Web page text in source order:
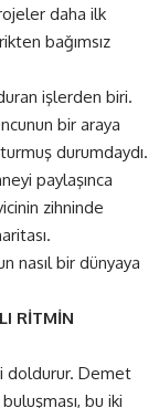
daha ilk
bağımsız
işlerden biri.
bir araya
durumdaydı.
paylaşınca
zihninde
nasıl bir dünyaya
RİTMİN
doldurur. Demet
bu iki